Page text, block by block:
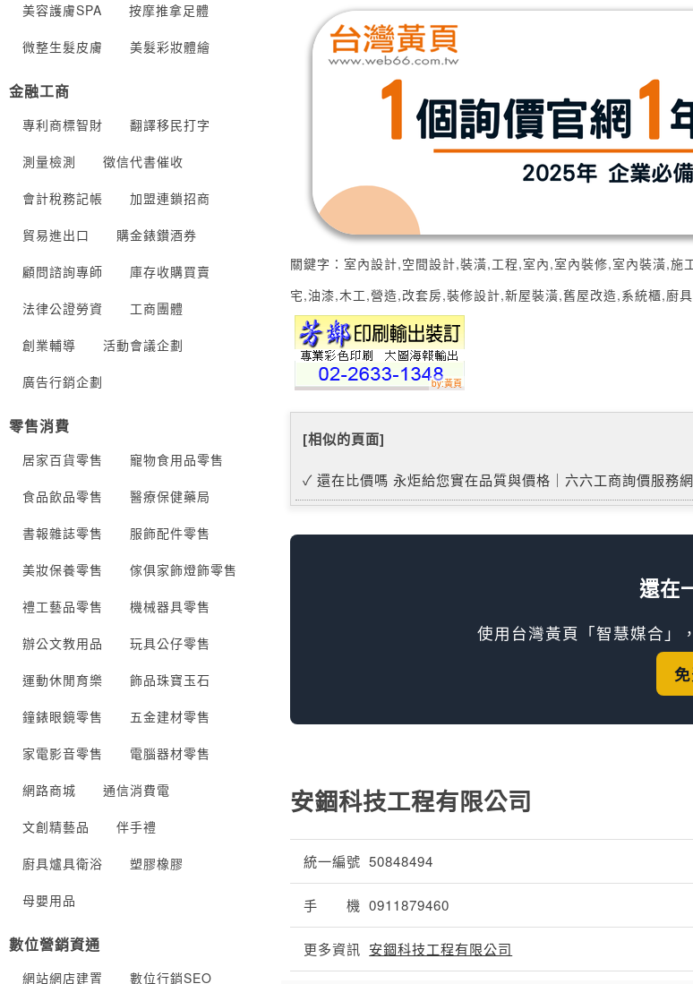
關鍵字：室內設計,空間設計,裝潢,工程,室內,室內裝修,室內裝潢,
宅,油漆,木工,營造,改套房,裝修設計,新屋裝潢,舊屋改造,系統櫃,廚
[相似的頁面]
還在比價嗎 永炬給您實在品質與價格｜六六工商詢價服務網
還在
使用台灣黃頁「智慧媒合」
安錮科技工程有限公司
統一編號 50848494
手 機 0911879460
更多資訊 安錮科技工程有限公司
美容護膚SPA 按摩推拿足體
微整生髮皮膚 美髮彩妝體繪
金融工商
專利商標智財 翻譯移民打字
測量檢測 徵信代書催收
會計稅務記帳 加盟連鎖招商
貿易進出口 購金錶鑚酒券
顧問諮詢專師 庫存收購買賣
法律公證勞資 工商團體
創業輔導 活動會議企劃
廣告行銷企劃
零售消費
居家百貨零售 寵物食用品零售
食品飲品零售 醫療保健藥局
書報雜誌零售 服飾配件零售
美妝保養零售 傢俱家飾燈飾零售
禮工藝品零售 機械器具零售
辦公文教用品 玩具公仔零售
運動休閒育樂 飾品珠寶玉石
鐘錶眼鏡零售 五金建材零售
家電影音零售 電腦器材零售
網路商城 通信消費電
文創精藝品 伴手禮
廚具爐具衛浴 塑膠橡膠
母嬰用品
數位營銷資通
網站網店建置 數位行銷SEO